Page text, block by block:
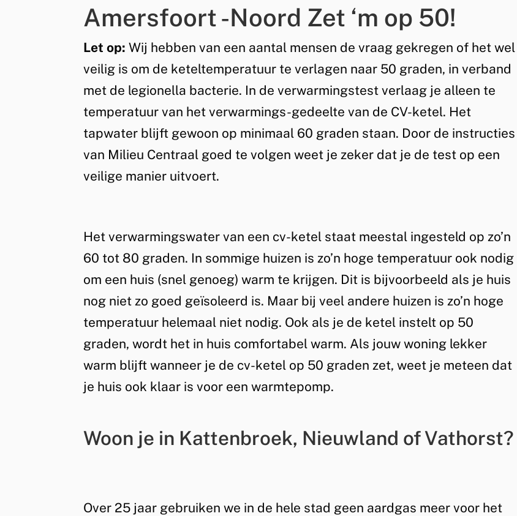
Amersfoort -Noord Zet ‘m op 50!
Let op: Wij hebben van een aantal mensen de vraag gekregen of het wel
veilig is om de keteltemperatuur te verlagen naar 50 graden, in verband
met de legionella bacterie. In de verwarmingstest verlaag je alleen te
temperatuur van het verwarmings-gedeelte van de CV-ketel. Het
tapwater blijft gewoon op minimaal 60 graden staan. Door de instructies
van Milieu Centraal goed te volgen weet je zeker dat je de test op een
veilige manier uitvoert.
Het verwarmingswater van een cv-ketel staat meestal ingesteld op zo’n
60 tot 80 graden. In sommige huizen is zo’n hoge temperatuur ook nodig
om een huis (snel genoeg) warm te krijgen. Dit is bijvoorbeeld als je huis
nog niet zo goed geïsoleerd is. Maar bij veel andere huizen is zo’n hoge
temperatuur helemaal niet nodig. Ook als je de ketel instelt op 50
graden, wordt het in huis comfortabel warm. Als jouw woning lekker
warm blijft wanneer je de cv-ketel op 50 graden zet, weet je meteen dat
je huis ook klaar is voor een warmtepomp.
Woon je in Kattenbroek, Nieuwland of Vathorst?
Over 25 jaar gebruiken we in de hele stad geen aardgas meer voor het